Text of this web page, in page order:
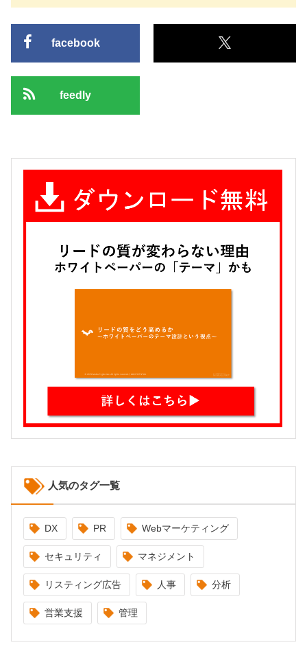
facebook
feedly
人気のタグ一覧
DX PR Webマーケティング
セキュリティ マネジメント
リスティング広告 人事 分析
営業支援 管理